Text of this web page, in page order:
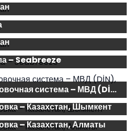
– Seabreeze
Мембранная парковочная система – МВД (DİN), Хатаи
– Казахстан, Шымкент
– Казахстан, Алматы